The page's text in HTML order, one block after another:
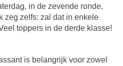
in de zevende ronde,
zeg zelfs: zal dat in enkele
toppers in de derde klasse!
is belangrijk voor zowel